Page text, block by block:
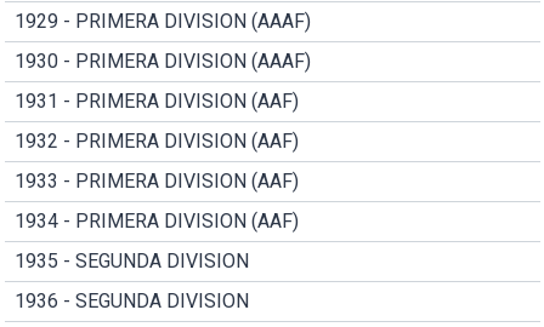
1929 - PRIMERA DIVISION (AAAF)
1930 - PRIMERA DIVISION (AAAF)
1931 - PRIMERA DIVISION (AAF)
1932 - PRIMERA DIVISION (AAF)
1933 - PRIMERA DIVISION (AAF)
1934 - PRIMERA DIVISION (AAF)
1935 - SEGUNDA DIVISION
1936 - SEGUNDA DIVISION